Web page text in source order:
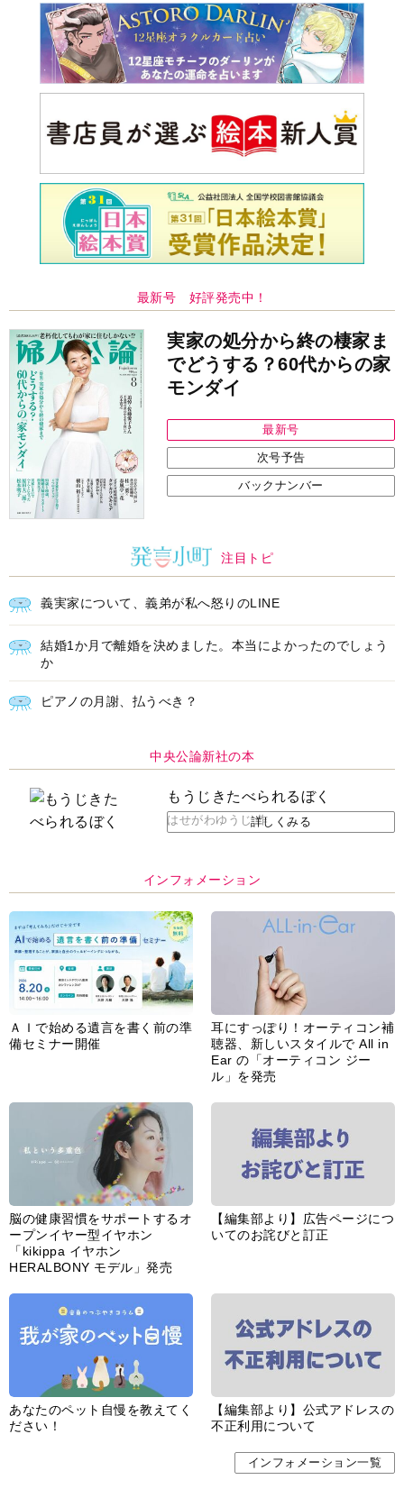
最新号 好評発売中！
実家の処分から終の棲家ま
でどうする？60代からの家
モンダイ
次号予告
バックナンバー
注目トピ
義実家について、義弟が私へ怒りのLINE
結婚1か月で離婚を決めました。本当によかったのでしょう
か
ピアノの月謝、払うべき？
中央公論新社の本
はせがわゆうじ 作詳しくみる
インフォメーション
ＡＩで始める遺言を書く前の準
備セミナー開催
耳にすっぽり！オーティコン補
聴器、新しいスタイルで All in
Ear の「オーティコン ジー
ル」を発売
脳の健康習慣をサポートするオ
ープンイヤー型イヤホン
「kikippa イヤホン
HERALBONY モデル」発売
【編集部より】広告ページにつ
いてのお詫びと訂正
あなたのペット自慢を教えてく
ださい！
【編集部より】公式アドレスの
不正利用について
婦人公論とは
サイトポリシー／データの収集と利用について
「ｆｆ倶楽部」会員規約
「ｆｆ倶楽部」よくあるご質問
お問い合わせ
広告掲載
CHUOKORON-SHINSHA,INC.All right reserved